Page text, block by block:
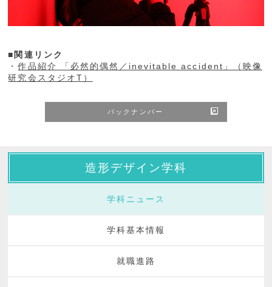
■関連リンク
・作品紹介 「必然的偶然／inevitable accident」（映像
研究会スタジオT）
バックナンバー
造形デザイン学科
学科ニュース
学科基本情報
就職進路